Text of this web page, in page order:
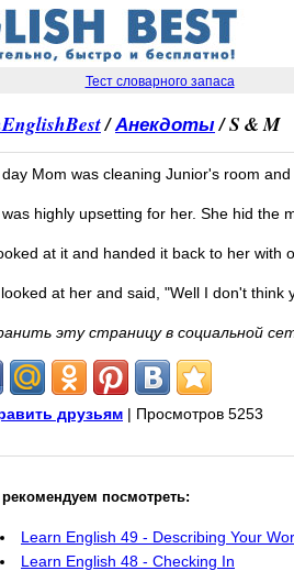
Тест словарного запаса
/Анекдоты/ S & M
Mom was cleaning Junior's room
highly upsetting for her. She hid the
at it and handed it back to her with
at her and said, "Well I don't think
эту страницу в социальной
друзьям | Просмотров 5253
посмотреть:
Learn English 49 - Describing Your
Learn English 48 - Checking In